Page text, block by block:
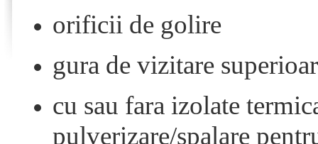
orificii de golire
gura de vizitare
cu sau fara izolate
pulverizare/spalare